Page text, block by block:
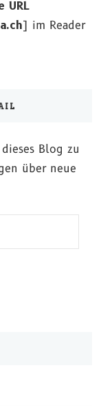
URL
] im Reader
Blog zu
über neue